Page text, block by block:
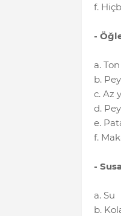
f.
-
a.
b.
c. Az
d.
e.
f.
-
a. Su
b.